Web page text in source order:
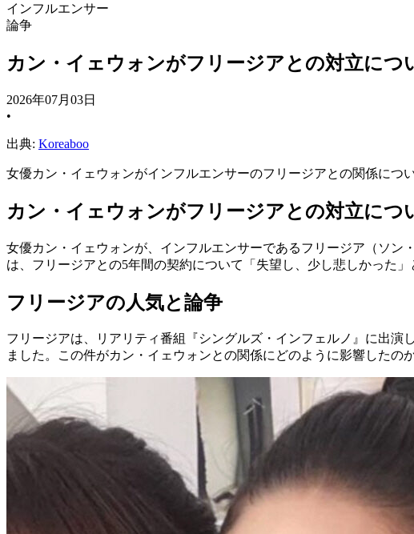
インフルエンサー
論争
カン・イェウォンがフリージアとの対立につ
2026年07月03日
•
出典: Koreaboo
女優カン・イェウォンがインフルエンサーのフリージアとの関係につ
カン・イェウォンがフリージアとの対立につ
女優カン・イェウォンが、インフルエンサーであるフリージア（ソ
は、フリージアとの5年間の契約について「失望し、少し悲しかった」
フリージアの人気と論争
フリージアは、リアリティ番組『シングルズ・インフェルノ』に出
ました。この件がカン・イェウォンとの関係にどのように影響したの